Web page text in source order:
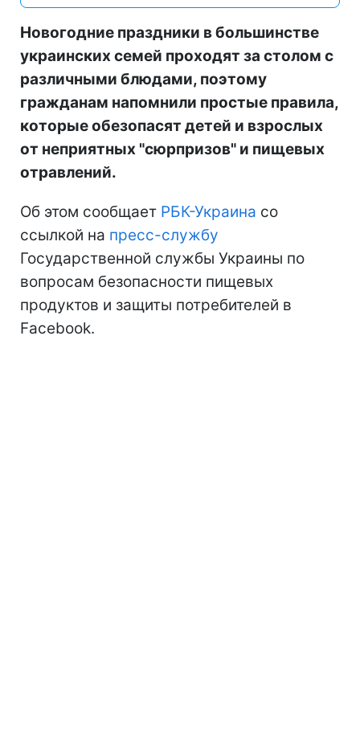
Новогодние праздники в большинстве
украинских семей проходят за столом с
различными блюдами, поэтому
гражданам напомнили простые правила,
которые обезопасят детей и взрослых
от неприятных "сюрпризов" и пищевых
отравлений.
Об этом сообщает РБК-Украина со
ссылкой на пресс-службу
Государственной службы Украины по
вопросам безопасности пищевых
продуктов и защиты потребителей в
Facebook.